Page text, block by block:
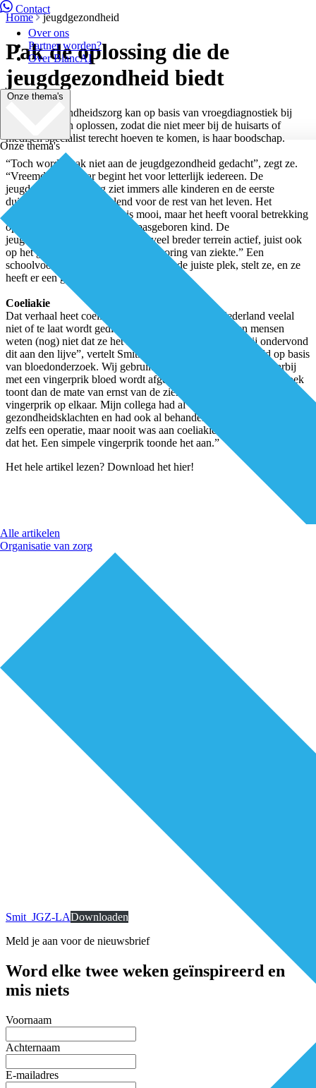
Contact
Over ons
Partner worden?
Over BiancAI
Onze thema's
Onze thema's
Alle artikelen
Organisatie van zorg
Home jeugdgezondheid
Pak de oplossing die de
jeugdgezondheid biedt
De jeugdgezondheidszorg kan op basis van vroegdiagnostiek bij
kinderen zaken oplossen, zodat die niet meer bij de huisarts of
medisch specialist terecht hoeven te komen, is haar boodschap.
“Toch wordt vaak niet aan de jeugdgezondheid gedacht”, zegt ze.
“Vreemd, want daar begint het voor letterlijk iedereen. De
jeugdgezondheidszorg ziet immers alle kinderen en de eerste
duizend dagen zijn bepalend voor de rest van het leven. Het
programma Kansrijke start is mooi, maar het heeft vooral betrekking
op de sociale context van het pasgeboren kind. De
jeugdgezondheidszorg is op een veel breder terrein actief, juist ook
op het gebied van vroegtijdige opsporing van ziekte.” Een
schoolvoorbeeld van de juiste zorg op de juiste plek, stelt ze, en ze
heeft er een goed verhaal bij.
Coeliakie
Dat verhaal heet coeliakie. Een probleem dat in Nederland veelal
niet of te laat wordt gediagnosticeerd. Zes op de zeven mensen
weten (nog) niet dat ze het hebben. “Een collega van mij ondervond
dit aan den lijve”, vertelt Smit. “Coeliakie wordt vastgesteld op basis
van bloedonderzoek. Wij gebruiken daarvoor een sneltest waarbij
met een vingerprik bloed wordt afgenomen. Een vervolgonderzoek
toont dan de mate van ernst van de ziekte aan. We oefenden die
vingerprik op elkaar. Mijn collega had al vijftien jaar
gezondheidsklachten en had ook al behandelingen achter de rug,
zelfs een operatie, maar nooit was aan coeliakie gedacht. Toch was
dat het. Een simpele vingerprik toonde het aan.”
Het hele artikel lezen? Download het hier!
Smit_JGZ-LADownloaden
Meld je aan voor de nieuwsbrief
Word elke twee weken geïnspireerd en
mis niets
Voornaam
Achternaam
E-mailadres